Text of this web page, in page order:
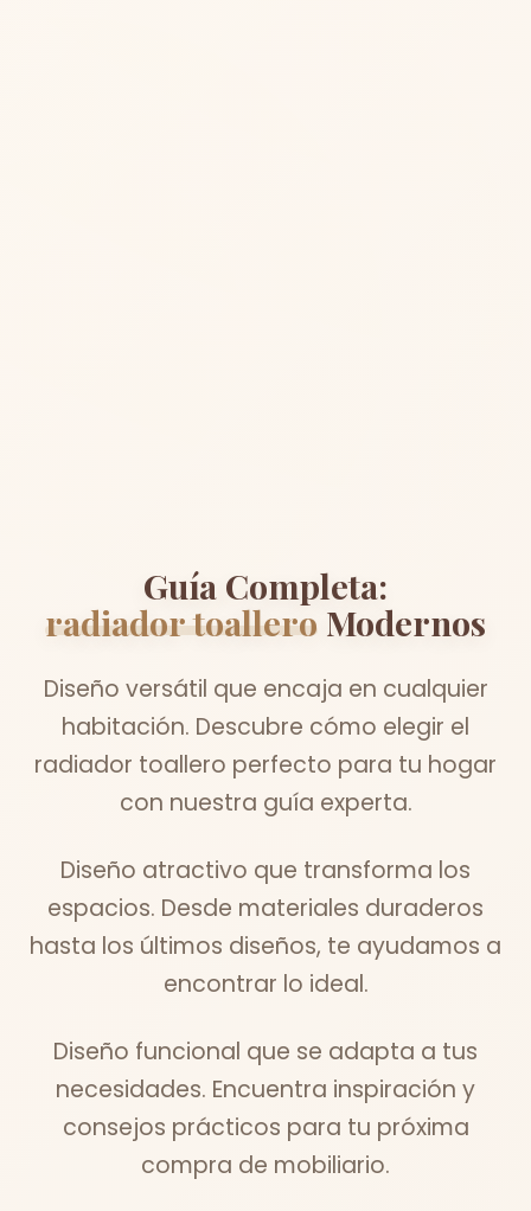
Guía Completa:
radiador toallero Modernos
Diseño versátil que encaja en cualquier
habitación. Descubre cómo elegir el
radiador toallero perfecto para tu hogar
con nuestra guía experta.
Diseño atractivo que transforma los
espacios. Desde materiales duraderos
hasta los últimos diseños, te ayudamos a
encontrar lo ideal.
Diseño funcional que se adapta a tus
necesidades. Encuentra inspiración y
consejos prácticos para tu próxima
compra de mobiliario.